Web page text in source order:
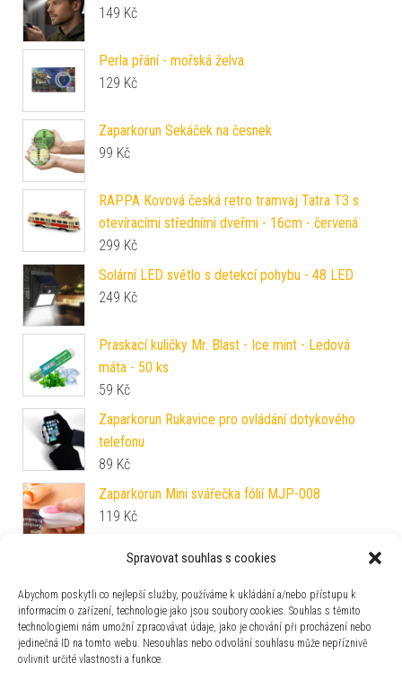
Spravovat souhlas s cookies
Abychom poskytli co nejlepší služby, používáme k ukládání a/nebo přístupu k
informacím o zařízení, technologie jako jsou soubory cookies. Souhlas s těmito
technologiemi nám umožní zpracovávat údaje, jako je chování při procházení nebo
jedinečná ID na tomto webu. Nesouhlas nebo odvolání souhlasu může nepříznivě
ovlivnit určité vlastnosti a funkce.
149 Kč
Perla přání - mořská želva
129 Kč
Zaparkorun Sekáček na česnek
99 Kč
RAPPA Kovová česká retro tramvaj Tatra T3 s
otevíracími středními dveřmi - 16cm - červená
299 Kč
Solární LED světlo s detekcí pohybu - 48 LED
249 Kč
Praskací kuličky Mr. Blast - Ice mint - Ledová
máta - 50 ks
59 Kč
Zaparkorun Rukavice pro ovládání dotykového
telefonu
89 Kč
Zaparkorun Mini svářečka fólií MJP-008
119 Kč
Zaparkorun Perla přání v perlorodce s náušnicemi
a prstýnkem
119Kč
Zaparkorun Vložky do bot
69Kč